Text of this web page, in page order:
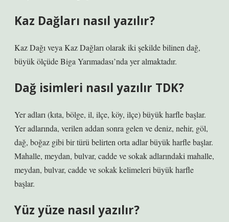
Kaz Dağları nasıl yazılır?
Kaz Dağı veya Kaz Dağları olarak iki şekilde bilinen dağ,
büyük ölçüde Biga Yarımadası’nda yer almaktadır.
Dağ isimleri nasıl yazılır TDK?
Yer adları (kıta, bölge, il, ilçe, köy, ilçe) büyük harfle başlar.
Yer adlarında, verilen addan sonra gelen ve deniz, nehir, göl,
dağ, boğaz gibi bir türü belirten orta adlar büyük harfle başlar.
Mahalle, meydan, bulvar, cadde ve sokak adlarındaki mahalle,
meydan, bulvar, cadde ve sokak kelimeleri büyük harfle
başlar.
Yüz yüze nasıl yazılır?